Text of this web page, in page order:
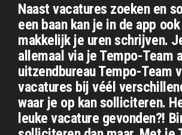
Naast vacatures zoeken en
een baan kan je in de app ook
makkelijk je uren schrijven.
allemaal via je Tempo-Team
uitzendbureau Tempo-Team
vacatures bij véél
waar je op kan solliciteren.
leuke vacature gevonden?!